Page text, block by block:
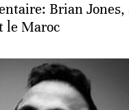
Brian Jones,
le Maroc